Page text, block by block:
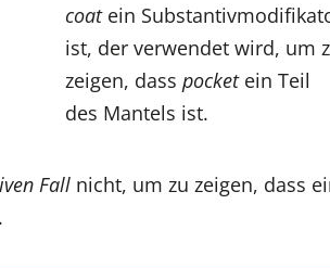
coatein
ist, der verwendet wird, um
zeigen, dass pocket ein Teil
des Mantels ist.
Fall nicht, um zu zeigen, dass